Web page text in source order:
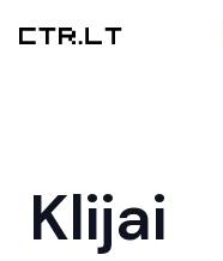
Klijai